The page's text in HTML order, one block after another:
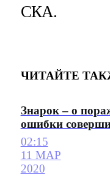
СКА.
ЧИТАЙТЕ
Знарок – о
ошибки
02:15
11 МАР
2020